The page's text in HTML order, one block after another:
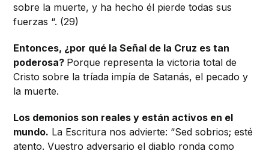
sobre la muerte, y ha hecho él pierde todas sus
fuerzas “. (29)
Entonces, ¿por qué la Señal de la Cruz es tan
poderosa? Porque representa la victoria total de
Cristo sobre la tríada impía de Satanás, el pecado y
la muerte.
Los demonios son reales y están activos en el
mundo. La Escritura nos advierte: “Sed sobrios; esté
atento. Vuestro adversario el diablo ronda como